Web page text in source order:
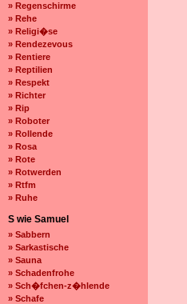
» Regenschirme
» Rehe
» Religi�se
» Rendezevous
» Rentiere
» Reptilien
» Respekt
» Richter
» Rip
» Roboter
» Rollende
» Rosa
» Rote
» Rotwerden
» Rtfm
» Ruhe
S wie Samuel
» Sabbern
» Sarkastische
» Sauna
» Schadenfrohe
» Sch�fchen-z�hlende
» Schafe